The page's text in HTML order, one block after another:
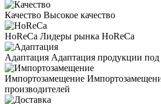
Качество Высокое качество
HoReCa Лидеры рынка HoReCa
Адаптация Адаптация продукции под
Импортозамещение
производителей